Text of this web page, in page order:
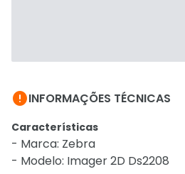
INFORMAÇÕES TÉCNICAS
Características
- Marca: Zebra
- Modelo: Imager 2D Ds2208